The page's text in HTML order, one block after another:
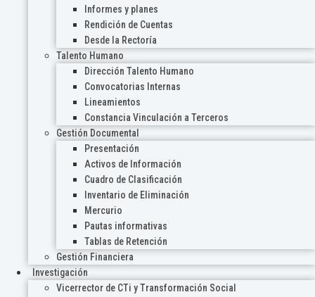
Informes y planes
Rendición de Cuentas
Desde la Rectoría
Talento Humano
Dirección Talento Humano
Convocatorias Internas
Lineamientos
Constancia Vinculación a Terceros
Gestión Documental
Presentación
Activos de Información
Cuadro de Clasificación
Inventario de Eliminación
Mercurio
Pautas informativas
Tablas de Retención
Gestión Financiera
Investigación
Vicerrector de CTi y Transformación Social